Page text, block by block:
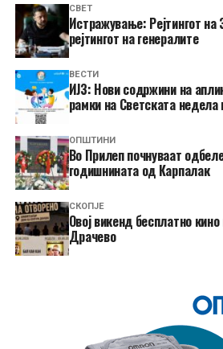
СВЕТ
Истражување: Рејтингот на
рејтингот на генералите
ВЕСТИ
ИЈЗ: Нови содржини на
рамки на Светската
ОПШТИНИ
Во Прилеп почнуваат
годишнината од Карпалак
СКОПЈЕ
​Овој викенд бесплатно
Драчево